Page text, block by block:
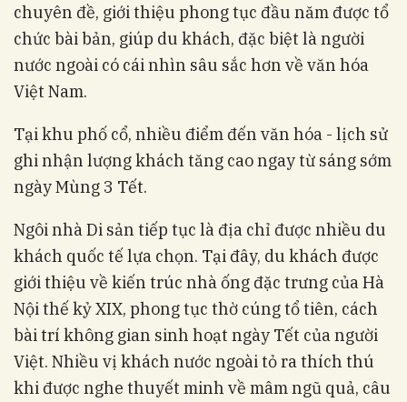
chuyên đề, giới thiệu phong tục đầu năm được tổ
chức bài bản, giúp du khách, đặc biệt là người
nước ngoài có cái nhìn sâu sắc hơn về văn hóa
Việt Nam.
Tại khu phố cổ, nhiều điểm đến văn hóa - lịch sử
ghi nhận lượng khách tăng cao ngay từ sáng sớm
ngày Mùng 3 Tết.
Ngôi nhà Di sản tiếp tục là địa chỉ được nhiều du
khách quốc tế lựa chọn. Tại đây, du khách được
giới thiệu về kiến trúc nhà ống đặc trưng của Hà
Nội thế kỷ XIX, phong tục thờ cúng tổ tiên, cách
bài trí không gian sinh hoạt ngày Tết của người
Việt. Nhiều vị khách nước ngoài tỏ ra thích thú
khi được nghe thuyết minh về mâm ngũ quả, câu